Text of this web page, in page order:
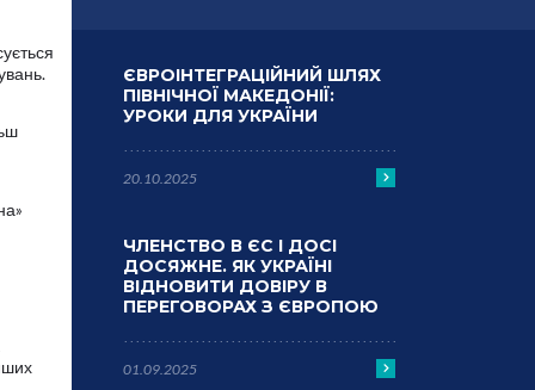
ЄВРОІНТЕГРАЦІЙНИЙ ШЛЯХ
ПІВНІЧНОЇ МАКЕДОНІЇ:
УРОКИ ДЛЯ УКРАЇНИ
20.10.2025
ЧЛЕНСТВО В ЄС І ДОСІ
ДОСЯЖНЕ. ЯК УКРАЇНІ
ВІДНОВИТИ ДОВІРУ В
ПЕРЕГОВОРАХ З ЄВРОПОЮ
01.09.2025